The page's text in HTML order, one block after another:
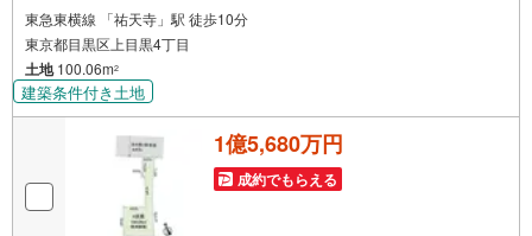
東急東横線 「祐天寺」駅 徒歩10分
東京都目黒区上目黒4丁目
土地100.06m2
建築条件付き土地
1億5,680万円
成約でもらえる